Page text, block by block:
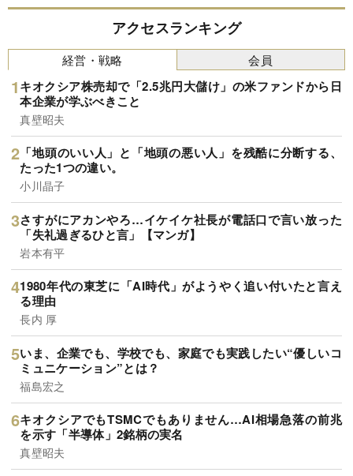
アクセスランキング
経営・戦略
キオクシア株売却で「2.5兆円大儲け」の米ファンドから日
本企業が学ぶべきこと
真壁昭夫
「地頭のいい人」と「地頭の悪い人」を残酷に分断する、
たった1つの違い。
小川晶子
さすがにアカンやろ…イケイケ社長が電話口で言い放った
「失礼過ぎるひと言」【マンガ】
岩本有平
1980年代の東芝に「AI時代」がようやく追い付いたと言え
る理由
長内 厚
いま、企業でも、学校でも、家庭でも実践したい“優しいコ
ミュニケーション”とは？
福島宏之
キオクシアでもTSMCでもありません…AI相場急落の前兆
を示す「半導体」2銘柄の実名
真壁昭夫
会員